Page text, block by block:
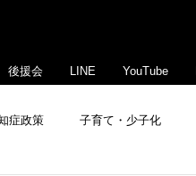
後援会 LINE YouTube
症政策 子育て・少子化